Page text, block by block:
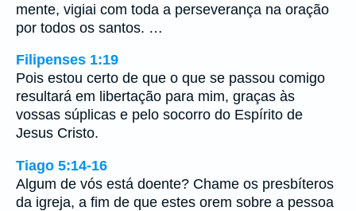
mente, vigiai com toda a perseverança na oração
por todos os santos. …
Filipenses 1:19
Pois estou certo de que o que se passou comigo
resultará em libertação para mim, graças às
vossas súplicas e pelo socorro do Espírito de
Jesus Cristo.
Tiago 5:14-16
Algum de vós está doente? Chame os presbíteros
da igreja, a fim de que estes orem sobre a pessoa